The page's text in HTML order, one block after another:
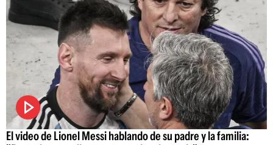
El video de Lionel Messi hablando de su padre y la familia: